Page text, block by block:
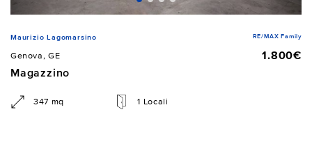
Maurizio Lagomarsino RE/MAX Family
Genova, GE
1.800€
Magazzino
347 mq 1 Locali